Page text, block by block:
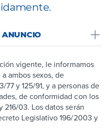
ANUNCIO
vigente, le informamos
ambos sexos, de
y 125/91, y a personas de
de conformidad con los
216/03. Los datos serán
Legislativo 196/2003 y